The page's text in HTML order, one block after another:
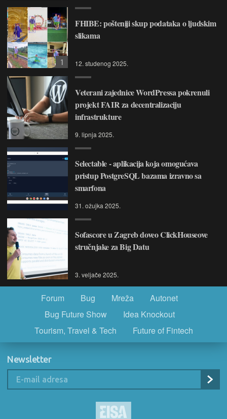
FHIBE: pošteniji skup podataka o ljudskim
slikama
12. studenog 2025.
1
Veterani zajednice WordPressa pokrenuli
projekt FAIR za decentralizaciju
infrastrukture
9. lipnja 2025.
Selectable - aplikacija koja omogućava
pristup PostgreSQL bazama izravno sa
smarfona
31. ožujka 2025.
Sofascore u Zagreb doveo ClickHouseove
stručnjake za Big Datu
3. veljače 2025.
Forum Bug Mreža
Autonet
Bug Future Show
Idea Knockout
Tourism, Travel & Tech
Future of Fintech
Newsletter